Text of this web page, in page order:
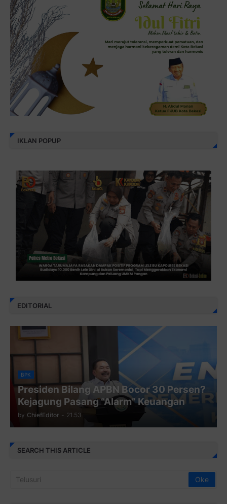
IKLAN POPUP
EDITORIAL
BPK
Presiden Bilang APBN Bocor 30 Persen?
Kejagung Pasang “Alarm” Keuangan
by ChiefEditor - 21.53
SEARCH THIS ARTICLE